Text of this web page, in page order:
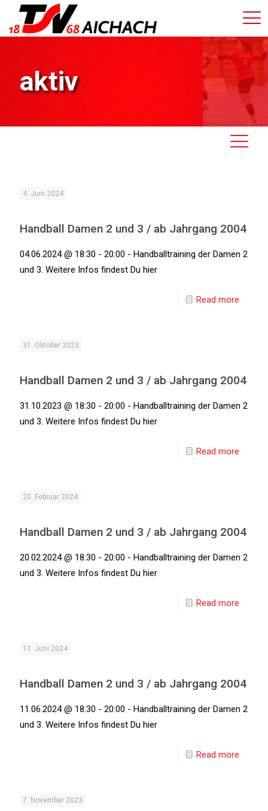
aktiv
4. Juni 2024
Handball Damen 2 und 3 / ab Jahrgang 2004
04.06.2024 @ 18:30 - 20:00 - Handballtraining der Damen 2
und 3. Weitere Infos findest Du hier
Read more
31. Oktober 2023
Handball Damen 2 und 3 / ab Jahrgang 2004
31.10.2023 @ 18:30 - 20:00 - Handballtraining der Damen 2
und 3. Weitere Infos findest Du hier
Read more
20. Februar 2024
Handball Damen 2 und 3 / ab Jahrgang 2004
20.02.2024 @ 18:30 - 20:00 - Handballtraining der Damen 2
und 3. Weitere Infos findest Du hier
Read more
11. Juni 2024
Handball Damen 2 und 3 / ab Jahrgang 2004
11.06.2024 @ 18:30 - 20:00 - Handballtraining der Damen 2
und 3. Weitere Infos findest Du hier
Read more
7. November 2023